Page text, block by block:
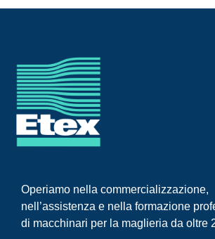
Operiamo nella commercializzazione,
nell’assistenza e nella formazione
di macchinari per la maglieria da oltre